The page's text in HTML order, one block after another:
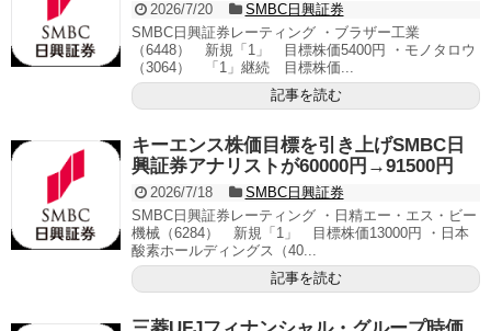
2026/7/20
SMBC日興証券
SMBC日興証券レーティング ・ブラザー工業
（6448） 新規「1」 目標株価5400円 ・モノタロウ
（3064） 「1」継続 目標株価...
記事を読む
キーエンス株価目標を引き上げSMBC日
興証券アナリストが60000円→91500円
2026/7/18
SMBC日興証券
SMBC日興証券レーティング ・日精エー・エス・ビー
機械（6284） 新規「1」 目標株価13000円 ・日本
酸素ホールディングス（40...
記事を読む